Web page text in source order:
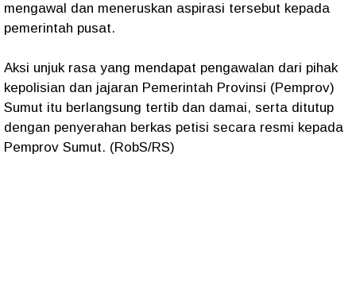
mengawal dan meneruskan aspirasi tersebut kepada
pemerintah pusat.
Aksi unjuk rasa yang mendapat pengawalan dari pihak
kepolisian dan jajaran Pemerintah Provinsi (Pemprov)
Sumut itu berlangsung tertib dan damai, serta ditutup
dengan penyerahan berkas petisi secara resmi kepada
Pemprov Sumut. (RobS/RS)